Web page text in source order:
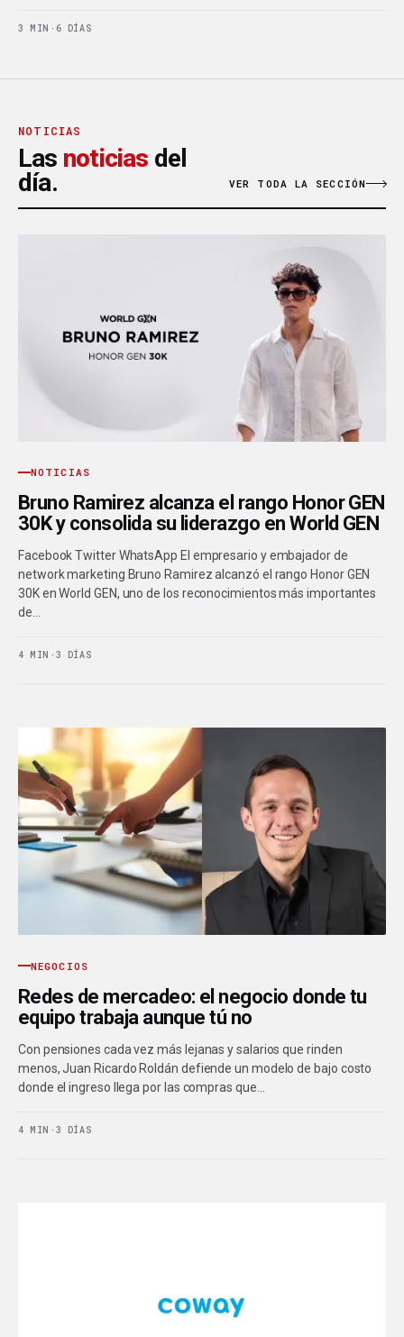
3 MIN · 6 DÍAS
NOTICIAS
Las noticias del
día.
VER TODA LA SECCIÓN
NOTICIAS
Bruno Ramirez alcanza el rango Honor GEN
30K y consolida su liderazgo en World GEN
Facebook Twitter WhatsApp El empresario y embajador de
network marketing Bruno Ramirez alcanzó el rango Honor GEN
30K en World GEN, uno de los reconocimientos más importantes
de…
4 MIN · 3 DÍAS
NEGOCIOS
Redes de mercadeo: el negocio donde tu
equipo trabaja aunque tú no
Con pensiones cada vez más lejanas y salarios que rinden
menos, Juan Ricardo Roldán defiende un modelo de bajo costo
donde el ingreso llega por las compras que…
4 MIN · 3 DÍAS